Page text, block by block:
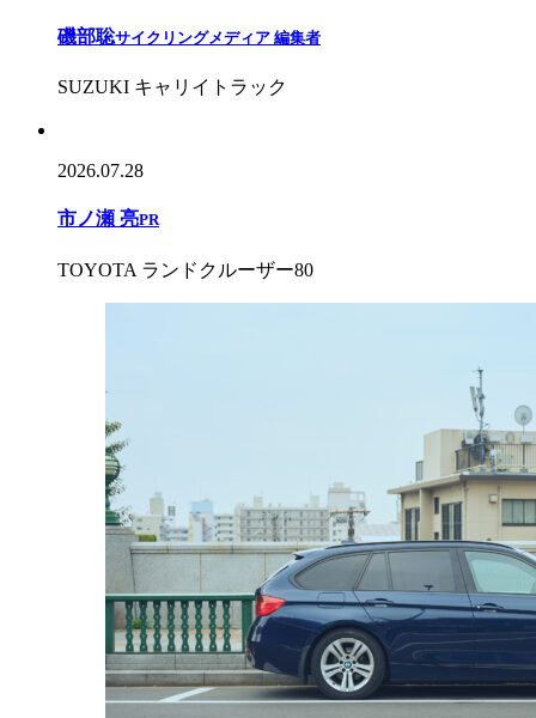
磯部聡サイクリングメディア 編集者
SUZUKI キャリイトラック
2026.07.28
市ノ瀬 亮PR
TOYOTA ランドクルーザー80